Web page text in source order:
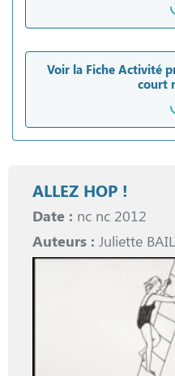
Voir la Fiche Activité
court
ALLEZ HOP !
Date : nc nc 2012
Auteurs : Juliette